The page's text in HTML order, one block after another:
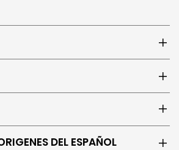
DEL ESPAÑOL